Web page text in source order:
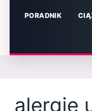
PORADNIK
alergie